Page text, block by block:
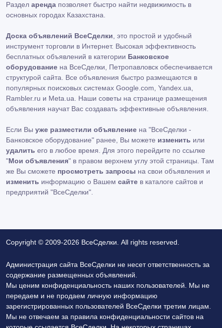
Раздел аренда позволяет быстро найти недвижимость в
основных городах Казахстана.
Доска объявлений ВсеСделки , это простой и удобный
инструмент торговли в Интернет. Высокая эффективность
бесплатных объявлений в категории Банковское
оборудование на ВсеСделки, Петропавловск обеспечивается
структурой сайта. Все объявления быстро размещаются в
популярных поисковых системах Google.com, Yandex.ua,
Rambler.ru и Meta.ua. Наши советы на странице размещения
объявления научат Вас создавать эффективные объявления.
Если Вы уже разместили объявление на "ВсеСделки -
Банковское оборудование" ранее, Вы можете изменить или
удалить его в любое время. Для этого перейдите по ссылке
"Мои объявления" в правом верхнем углу этой страницы. Там
же Вы сможете просмотреть запросы на свои объявления и
изменить информацию о Вашем сайте в каталоге сайтов и
предприятий "ВсеСделки".
Copyright © 2009-2026 ВсеСделки. All rights reserved.
Администрация сайта ВсеСделки не несет ответственность за
содержание размещенных объявлений.
Мы ценим конфиденциальность наших пользователей. Мы не
передаем и не продаем личную информацию
зарегистрированных пользователей ВсеСделки третим лицам.
Мы не отвечаем за правила конфиденциальности сайтов на